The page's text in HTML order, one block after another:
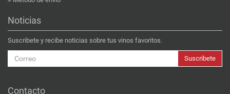
Noticias
Suscribete y recibe noticias sobre tus vinos favoritos.
Suscribete
Contacto